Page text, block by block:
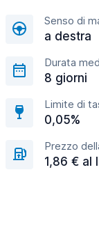
Senso di
a destra
Durata
8 giorni
Limite di
0,05%
Prezzo
1,86 € al